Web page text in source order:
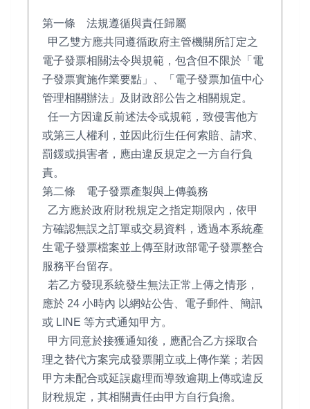
第一條 法規遵循與責任歸屬
甲乙雙方應共同遵循政府主管機關所訂定之
電子發票相關法令與規範，包含但不限於「電
子發票實施作業要點」、「電子發票加值中心
管理相關辦法」及財政部公告之相關規定。
任一方因違反前述法令或規範，致侵害他方
或第三人權利，並因此衍生任何索賠、請求、
罰鍰或損害者，應由違反規定之一方自行負
責。
第二條 電子發票產製與上傳義務
乙方應於政府財稅規定之指定期限內，依甲
方確認無誤之訂單或交易資料，透過本系統產
生電子發票檔案並上傳至財政部電子發票整合
服務平台留存。
若乙方發現系統發生無法正常上傳之情形，
應於 24 小時內 以網站公告、電子郵件、簡訊
或 LINE 等方式通知甲方。
甲方同意於接獲通知後，應配合乙方採取合
理之替代方案完成發票開立或上傳作業；若因
甲方未配合或延誤處理而導致逾期上傳或違反
財稅規定，其相關責任由甲方自行負擔。